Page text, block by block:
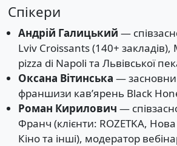
Спікери
Андрій Галицький —
Lviv Croissants (140+ закладів),
pizza di Napoli та Львівської
Оксана Вітинська —
франшизи кавʼярень Black
Роман Кирилович —
Франч (клієнти: ROZETKA,
Кіно та інші), модератор